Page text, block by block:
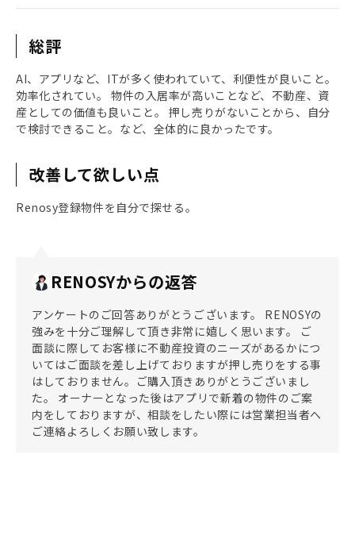
総評
AI、アプリなど、ITが多く使われていて、利便性が良いこと。
効率化されてい。 物件の入居率が高いことなど、不動産、資
産としての価値も良いこと。 押し売りがないことから、自分
で検討できること。など、全体的に良かったです。
改善して欲しい点
Renosy登録物件を自分で探せる。
RENOSYからの返答
アンケートのご回答ありがとうございます。 RENOSYの
強みを十分ご理解して頂き非常に嬉しく思います。 ご
面談に際してお客様に不動産投資のニーズがあるかにつ
いてはご面談を差し上げておりますが押し売りをする事
はしておりません。ご購入頂きありがとうございまし
た。 オーナーとなった後はアプリで新着の物件のご案
内をしておりますが、相談をしたい際には営業担当者へ
ご連絡よろしくお願い致します。